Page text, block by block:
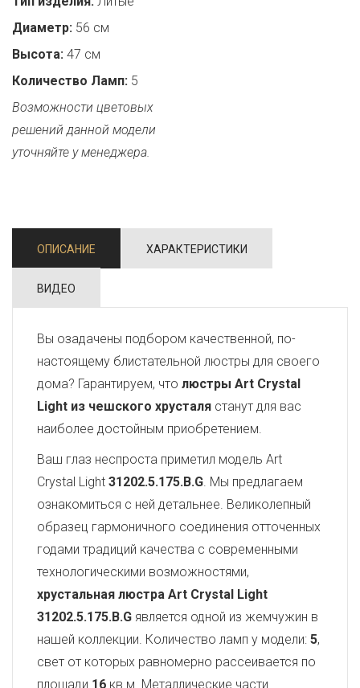
Диаметр: 56 см
Высота: 47 см
Количество Ламп: 5
Возможности цветовых
решений данной модели
уточняйте у менеджера.
ОПИСАНИЕ ХАРАКТЕРИСТИКИ
ВИДЕО
Вы озадачены подбором качественной, по-
настоящему блистательной люстры для своего
дома? Гарантируем, что люстры Art Crystal
Light из чешского хрусталя станут для вас
наиболее достойным приобретением.
Ваш глаз неспроста приметил модель Art
Crystal Light 31202.5.175.B.G. Мы предлагаем
ознакомиться с ней детальнее. Великолепный
образец гармоничного соединения отточенных
годами традиций качества с современными
технологическими возможностями,
хрустальная люстра Art Crystal Light
31202.5.175.B.G является одной из жемчужин в
нашей коллекции. Количество ламп у модели: 5,
свет от которых равномерно рассеивается по
площади 16 кв.м. Металлические части